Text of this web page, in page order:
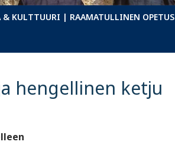
& KULTTUURI | RAAMATULLINEN OPETUS
hengellinen ketju